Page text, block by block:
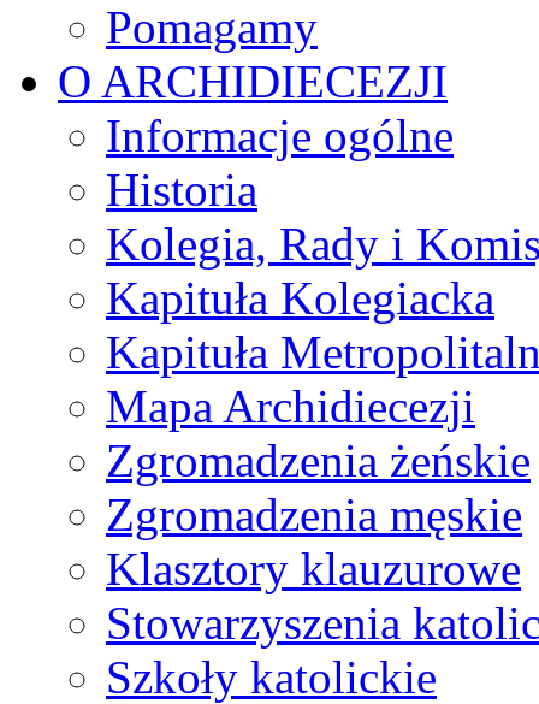
Pomagamy
O ARCHIDIECEZJI
Informacje ogólne
Historia
Kolegia, Rady i
Kapituła Kolegiacka
Kapituła
Mapa Archidiecezji
Zgromadzenia żeńskie
Zgromadzenia męskie
Klasztory klauzurowe
Stowarzyszenia
Szkoły katolickie